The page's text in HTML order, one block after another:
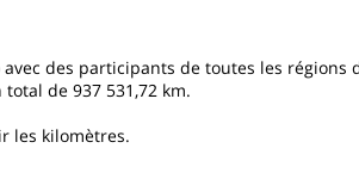
des participants de toutes les régions
de 937 531,72 km.
les kilomètres.